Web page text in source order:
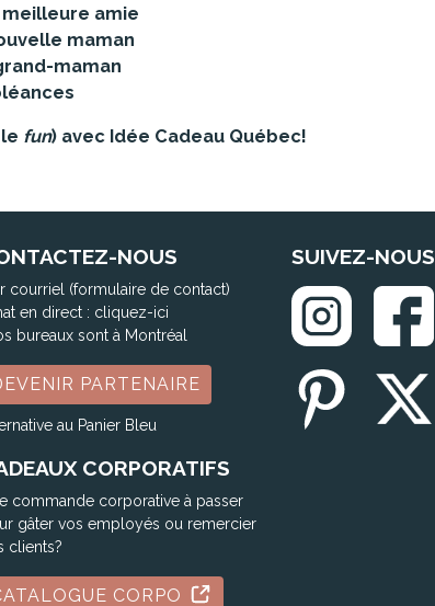
amie
maman
maman
fun) avec Idée Cadeau Québec!
NOUS
courriel (formulaire de contact)
en direct : cliquez-ici
bureaux sont à Montréal
PARTENAIRE
au Panier Bleu
CORPORATIFS
commande corporative à passer
gâter vos employés ou remercier
clients?
CORPO
SUIVEZ-NOUS